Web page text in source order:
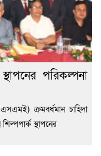
পরিকল্পনা
ক্রমবর্ধমান চাহিদা
স্থাপনের